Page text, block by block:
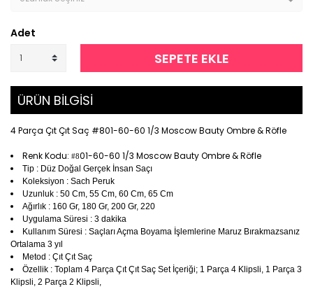
Adet
SEPETE EKLE
ÜRÜN BİLGİSİ
4 Parça Çıt Çıt Saç #801-60-60 1/3 Moscow Bauty Ombre & Röfle
Renk Kodu: #801-60-60 1/3 Moscow Bauty Ombre & Röfle
Tip : Düz Doğal Gerçek İnsan Saçı
Koleksiyon : Sach Peruk
Uzunluk : 50 Cm, 55 Cm, 60 Cm, 65 Cm
Ağırlık : 160 Gr, 180 Gr, 200 Gr, 220
Uygulama Süresi : 3 dakika
Kullanım Süresi : Saçları Açma Boyama İşlemlerine Maruz Bırakmazsanız
Ortalama 3 yıl
Metod : Çıt Çıt Saç
Özellik : Toplam 4 Parça Çıt Çıt Saç Set İçeriği; 1 Parça 4 Klipsli, 1 Parça 3
Klipsli, 2 Parça 2 Klipsli,